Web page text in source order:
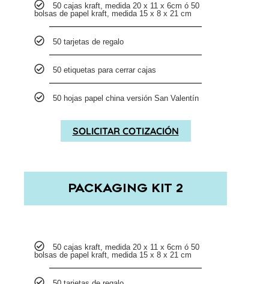
50 cajas kraft, medida 20 x 11 x 6cm ó 50
bolsas de papel kraft, medida 15 x 8 x 21 cm
50 tarjetas de regalo
50 etiquetas para cerrar cajas
50 hojas papel china versión San Valentín
SOLICITAR COTIZACIÓN
PACKAGING KIT 2
50 cajas kraft, medida 20 x 11 x 6cm ó 50
bolsas de papel kraft, medida 15 x 8 x 21 cm